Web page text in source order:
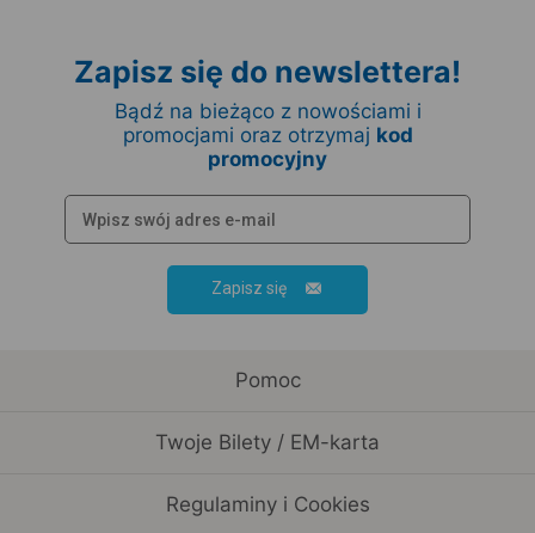
Zapisz się do newslettera!
Bądź na bieżąco z nowościami i
promocjami oraz otrzymaj kod
promocyjny
Zapisz się
Pomoc
Twoje Bilety / EM-karta
Regulaminy i Cookies